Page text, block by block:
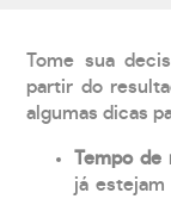
Tome sua
partir do
algumas dicas
Tempo de
já